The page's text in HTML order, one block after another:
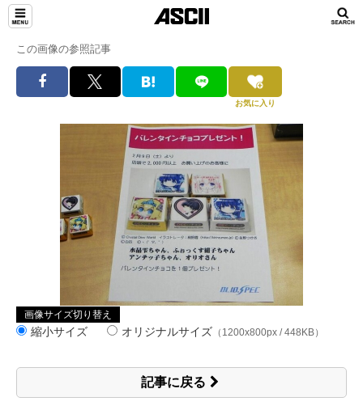
この画像の参照記事
お気に入り
画像サイズ切り替え
縮小サイズ オリジナルサイズ （1200x800px / 448KB）
記事に戻る